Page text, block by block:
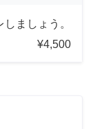
ましょう。
¥4,500